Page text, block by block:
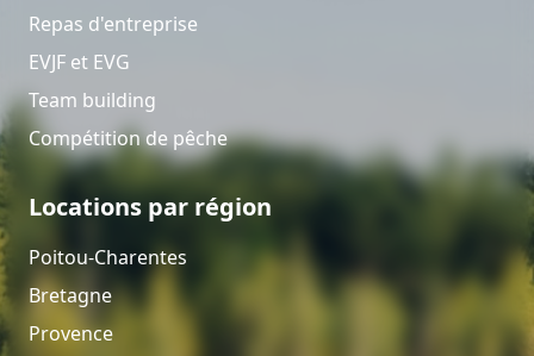
Repas d'entreprise
EVJF et EVG
Team building
Compétition de pêche
Locations par région
Poitou-Charentes
Bretagne
Provence